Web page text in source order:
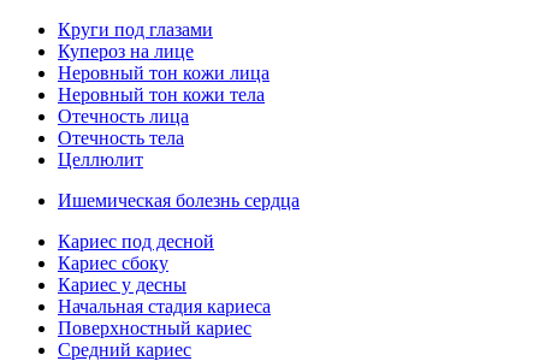
Круги под глазами
Купероз на лице
Неровный тон кожи лица
Неровный тон кожи тела
Отечность лица
Отечность тела
Целлюлит
Ишемическая болезнь сердца
Кариес под десной
Кариес сбоку
Кариес у десны
Начальная стадия кариеса
Поверхностный кариес
Средний кариес